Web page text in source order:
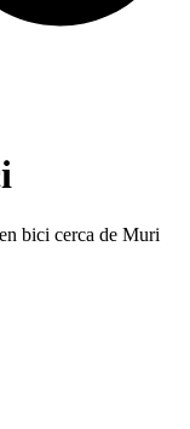
bici cerca de Muri